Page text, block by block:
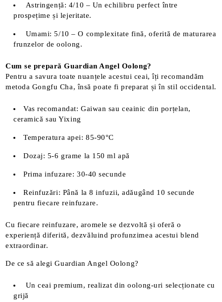
Astringență: 4/10 – Un echilibru perfect între
prospețime și lejeritate.
Umami: 5/10 – O complexitate fină, oferită de maturarea
frunzelor de oolong.
Cum se prepară Guardian Angel Oolong?
Pentru a savura toate nuanțele acestui ceai, îți recomandăm
metoda Gongfu Cha, însă poate fi preparat și în stil occidental.
Vas recomandat: Gaiwan sau ceainic din porțelan,
ceramică sau Yixing
Temperatura apei: 85-90°C
Dozaj: 5-6 grame la 150 ml apă
Prima infuzare: 30-40 secunde
Reinfuzări: Până la 8 infuzii, adăugând 10 secunde
pentru fiecare reinfuzare.
Cu fiecare reinfuzare, aromele se dezvoltă și oferă o
experiență diferită, dezvăluind profunzimea acestui blend
extraordinar.
De ce să alegi Guardian Angel Oolong?
Un ceai premium, realizat din oolong-uri selecționate cu
grijă